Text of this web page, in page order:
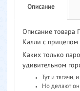
Описание
Описание товара
Калли с прицепом
Каких только
удивительном
Тут и тягачи,
Но делают